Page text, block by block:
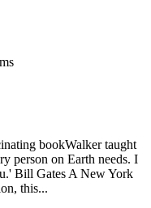
bookWalker taught
person on Earth needs. I
Bill Gates A New York
this...